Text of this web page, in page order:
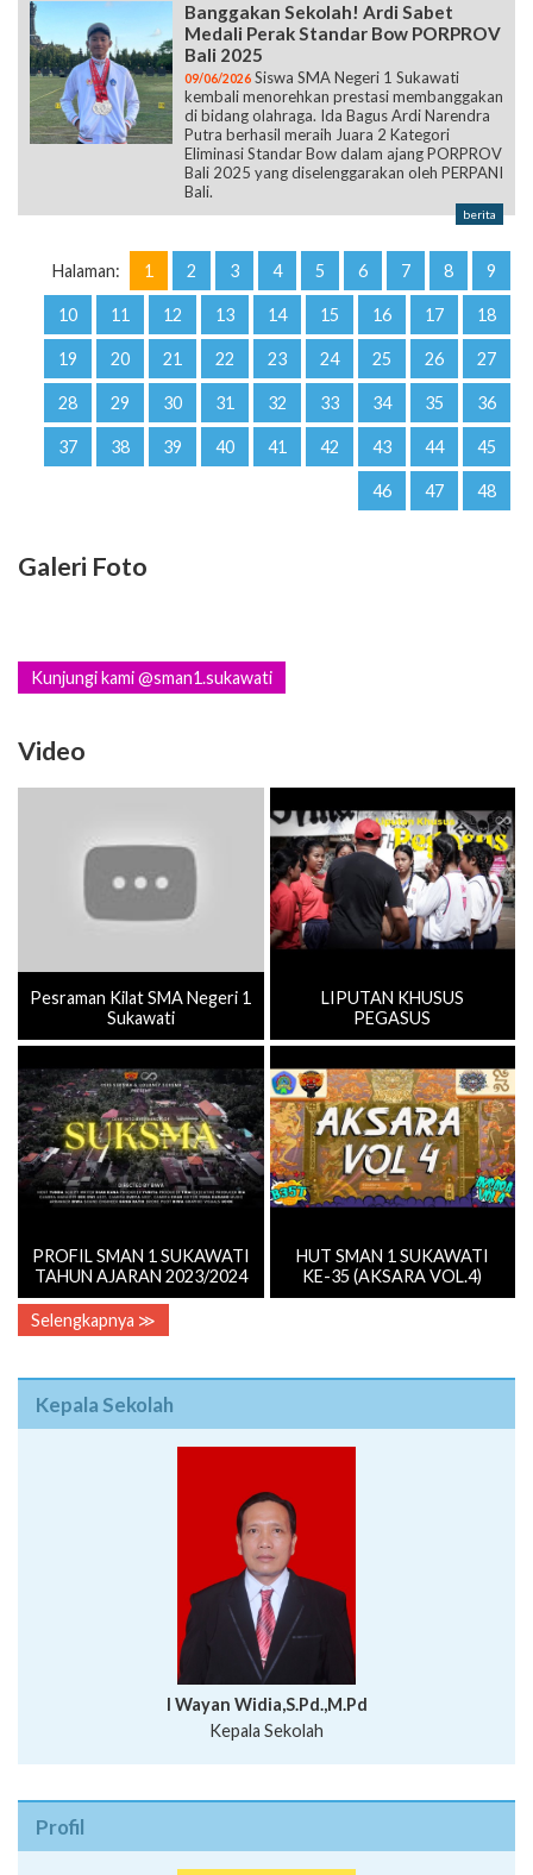
Banggakan Sekolah! Ardi Sabet
Medali Perak Standar Bow PORPROV
Bali 2025
09/06/2026 Siswa SMA Negeri 1 Sukawati
kembali menorehkan prestasi membanggakan
di bidang olahraga. Ida Bagus Ardi Narendra
Putra berhasil meraih Juara 2 Kategori
Eliminasi Standar Bow dalam ajang PORPROV
Bali 2025 yang diselenggarakan oleh PERPANI
Bali.
berita
Halaman: 1 2 3 4 5 6 7 8 9
10 11 12 13 14 15 16 17 18
19 20 21 22 23 24 25 26 27
28 29 30 31 32 33 34 35 36
37 38 39 40 41 42 43 44 45
46 47 48
Galeri Foto
Kunjungi kami @sman1.sukawati
Video
Pesraman Kilat SMA Negeri 1
Sukawati
LIPUTAN KHUSUS
PEGASUS
PROFIL SMAN 1 SUKAWATI
TAHUN AJARAN 2023/2024
HUT SMAN 1 SUKAWATI
KE-35 (AKSARA VOL.4)
Selengkapnya ≫
Kepala Sekolah
I Wayan Widia,S.Pd.,M.Pd
Kepala Sekolah
Profil